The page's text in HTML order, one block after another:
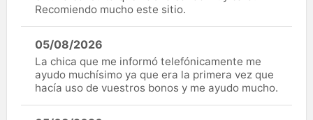
Recomiendo mucho este sitio.
05/08/2026
La chica que me informó telefónicamente me
ayudo muchísimo ya que era la primera vez que
hacía uso de vuestros bonos y me ayudo mucho.